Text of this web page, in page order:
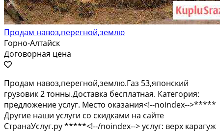
Продам навоз,перегной,землю
Горно-Алтайск
Договорная цена
Продам навоз,перегной,землю.Газ 53,японский
грузовик 2 тонны.Доставка бесплатная. Категория:
предложение услуг. Место оказания<!--noindex-->*****
Другие наши услуги со скидками на сайте
СтранаУслуг.ру *****<!--/noindex--> услуг: верх карагуж